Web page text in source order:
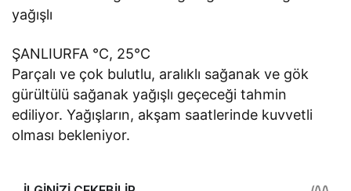
yağışlı
ŞANLIURFA °C, 25°C
Parçalı ve çok bulutlu, aralıklı sağanak ve gök
gürültülü sağanak yağışlı geçeceği tahmin
ediliyor. Yağışların, akşam saatlerinde kuvvetli
olması bekleniyor.